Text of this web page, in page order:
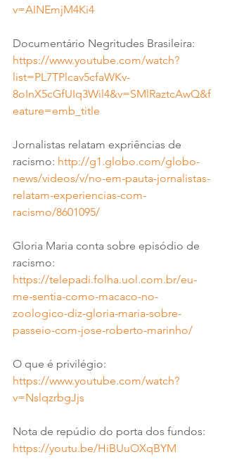
v=AINEmjM4Ki4
Documentário Negritudes Brasileira:
https://www.youtube.com/watch?
list=PL7TPlcav5cfaWKv-
8oInX5cGfUIq3Wil4&v=SMlRaztcAwQ&f
eature=emb_title
Jornalistas relatam expriências de
racismo: http://g1.globo.com/globo-
news/videos/v/no-em-pauta-jornalistas-
relatam-experiencias-com-
racismo/8601095/
Gloria Maria conta sobre episódio de
racismo:
https://telepadi.folha.uol.com.br/eu-
me-sentia-como-macaco-no-
zoologico-diz-gloria-maria-sobre-
passeio-com-jose-roberto-marinho/
O que é privilégio:
https://www.youtube.com/watch?
v=NslqzrbgJjs
Nota de repúdio do porta dos fundos:
https://youtu.be/HiBUuOXqBYM